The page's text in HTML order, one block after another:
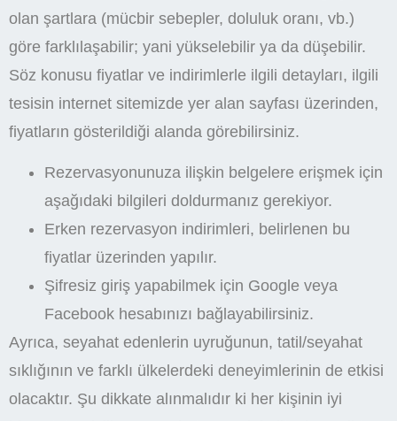
olan şartlara (mücbir sebepler, doluluk oranı, vb.)
göre farklılaşabilir; yani yükselebilir ya da düşebilir.
Söz konusu fiyatlar ve indirimlerle ilgili detayları, ilgili
tesisin internet sitemizde yer alan sayfası üzerinden,
fiyatların gösterildiği alanda görebilirsiniz.
Rezervasyonunuza ilişkin belgelere erişmek için
aşağıdaki bilgileri doldurmanız gerekiyor.
Erken rezervasyon indirimleri, belirlenen bu
fiyatlar üzerinden yapılır.
Şifresiz giriş yapabilmek için Google veya
Facebook hesabınızı bağlayabilirsiniz.
Ayrıca, seyahat edenlerin uyruğunun, tatil/seyahat
sıklığının ve farklı ülkelerdeki deneyimlerinin de etkisi
olacaktır. Şu dikkate alınmalıdır ki her kişinin iyi